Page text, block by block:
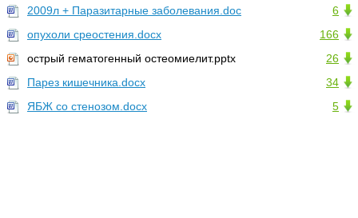
6
2009л + Паразитарные заболевания.doc
166
опухоли среостения.docx
26
острый гематогенный остеомиелит.pptx
34
Парез кишечника.docx
5
ЯБЖ со стенозом.docx